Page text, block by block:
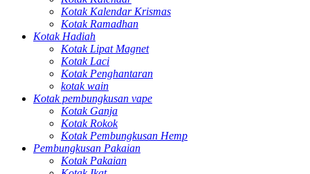
Kotak Kalendar Krismas
Kotak Ramadhan
Kotak Hadiah
Kotak Lipat Magnet
Kotak Laci
Kotak Penghantaran
kotak wain
Kotak pembungkusan vape
Kotak Ganja
Kotak Rokok
Kotak Pembungkusan Hemp
Pembungkusan Pakaian
Kotak Pakaian